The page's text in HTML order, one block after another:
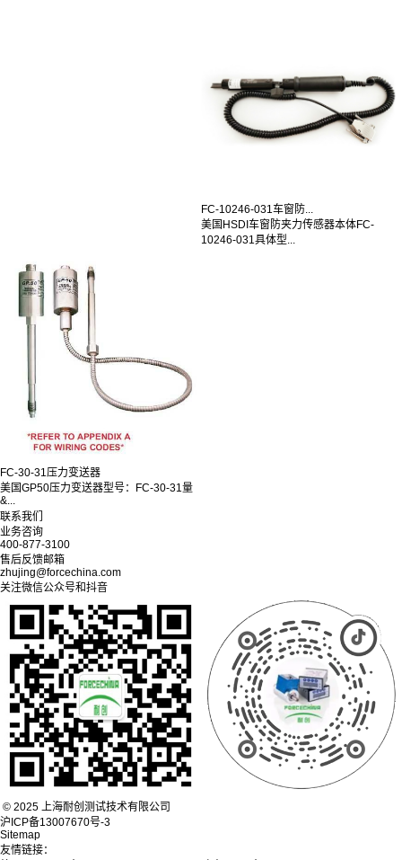
FC-10246-031车窗防...
美国HSDI车窗防夹力传感器本体FC-
10246-031具体型...
FC-30-31压力变送器
美国GP50压力变送器型号：FC-30-31量
&...
联系我们
业务咨询
400-877-3100
售后反馈邮箱
zhujing@forcechina.com
关注微信公众号和抖音
© 2025 上海耐创测试技术有限公司
沪ICP备13007670号-3
Sitemap
友情链接：